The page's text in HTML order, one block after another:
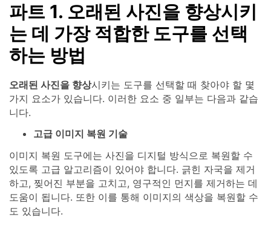
파트 1. 오래된 사진을 향상시키
는 데 가장 적합한 도구를 선택
하는 방법
오래된 사진을 향상시키는 도구를 선택할 때 찾아야 할 몇
가지 요소가 있습니다. 이러한 요소 중 일부는 다음과 같습
니다.
고급 이미지 복원 기술
이미지 복원 도구에는 사진을 디지털 방식으로 복원할 수
있도록 고급 알고리즘이 있어야 합니다. 긁힌 자국을 제거
하고, 찢어진 부분을 고치고, 영구적인 먼지를 제거하는 데
도움이 됩니다. 또한 이를 통해 이미지의 색상을 복원할 수
도 있습니다.